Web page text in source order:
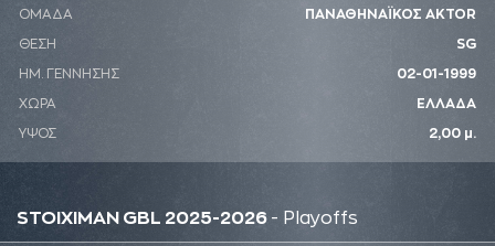
ΟΜΑΔΑ ΠΑΝΑΘΗΝΑΪΚΟΣ AKTOR
ΘΕΣΗ SG
ΗΜ. ΓΕΝΝΗΣΗΣ 02-01-1999
ΧΩΡΑ ΕΛΛΑΔΑ
ΥΨΟΣ 2,00 μ.
STOIXIMAN GBL 2025-2026 - Playoffs